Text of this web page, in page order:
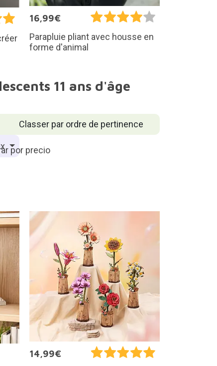
16,99€
Parapluie pliant avec housse en
forme d'animal
11 ans d'âge
Classer par ordre de pertinence
14,99€